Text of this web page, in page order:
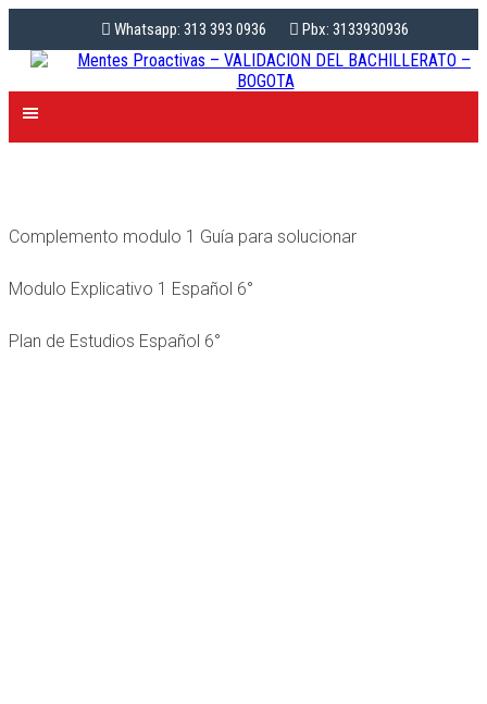
Whatsapp: 313 393 0936 Pbx: 3133930936
Complemento modulo 1 Guía para solucionar
Modulo Explicativo 1 Español 6°
Plan de Estudios Español 6°